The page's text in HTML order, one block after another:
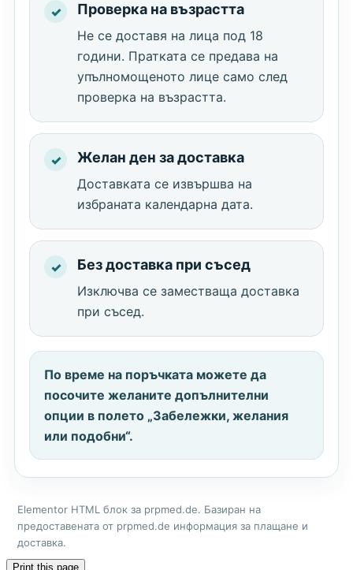
Проверка на възрастта
Не се доставя на лица под 18
години. Пратката се предава на
упълномощеното лице само след
проверка на възрастта.
Желан ден за доставка
Доставката се извършва на
избраната календарна дата.
Без доставка при съсед
Изключва се заместваща доставка
при съсед.
По време на поръчката можете да
посочите желаните допълнителни
опции в полето „Забележки, желания
или подобни“.
Elementor HTML блок за prpmed.de. Базиран на
предоставената от prpmed.de информация за плащане и
доставка.